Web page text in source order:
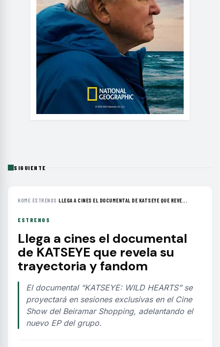
SIGUIENTE
HOME›ESTRENOS ›LLEGA A CINES EL DOCUMENTAL DE KATSEYE QUE REVE...
ESTRENOS
Llega a cines el documental
de KATSEYE que revela su
trayectoria y fandom
El documental “KATSEYE: WILD HEARTS” se
proyectará en sesiones exclusivas en el Cine
Show del Beiramar Shopping, adelantando el
nuevo EP del grupo.